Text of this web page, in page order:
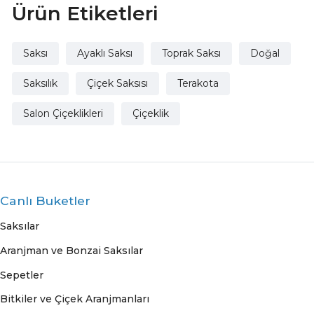
Ürün Etiketleri
Saksı Ayaklı Saksı Toprak Saksı Doğal
Saksılık Çiçek Saksısı Terakota
Salon Çiçeklikleri Çiçeklik
Canlı Buketler
Saksılar
Aranjman ve Bonzai Saksılar
Sepetler
Bitkiler ve Çiçek Aranjmanları